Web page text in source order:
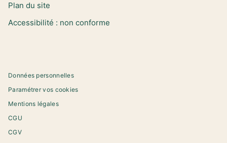
Plan du site
Accessibilité : non conforme
Données personnelles
Paramétrer vos cookies
Mentions légales
CGU
CGV